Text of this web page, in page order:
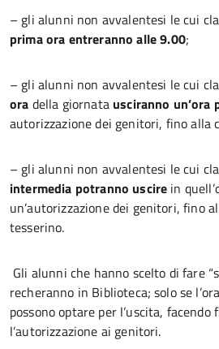
– gli alunni non avvalentesi le cui
prima ora entreranno alle 9.00;
– gli alunni non avvalentesi le cui
ora della giornata usciranno un’ora
autorizzazione dei genitori, fino alla
– gli alunni non avvalentesi le cui
intermedia potranno uscire in
un’autorizzazione dei genitori, fino
tesserino.
Gli alunni che hanno scelto di fare
recheranno in Biblioteca; solo se
possono optare per l’uscita,
l’autorizzazione ai genitori.